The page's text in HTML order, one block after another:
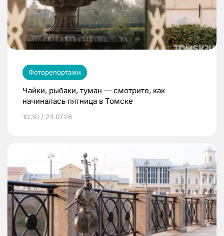
Фоторепортажи
Чайки, рыбаки, туман — смотрите, как
начиналась пятница в Томске
10:30 / 24.07.26